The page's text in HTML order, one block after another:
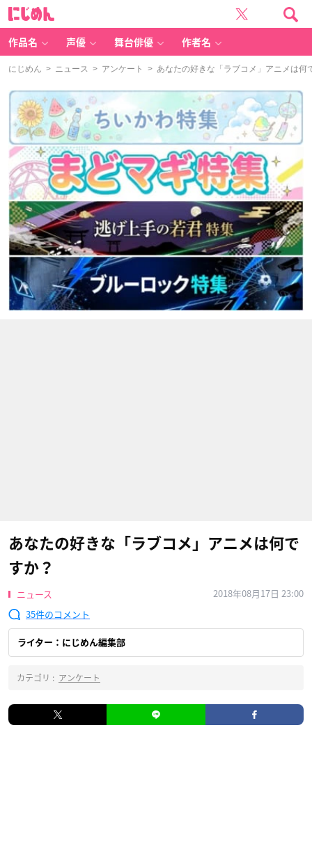
作品名 声優 舞台俳優 作者名
にじめん > ニュース > アンケート > あなたの好きな「ラブコメ」アニメは何
あなたの好きな「ラブコメ」アニメは何で
すか？
ニュース
2018年08月17日 23:00
35
ライター：にじめん編集部
カテゴリ : アンケート